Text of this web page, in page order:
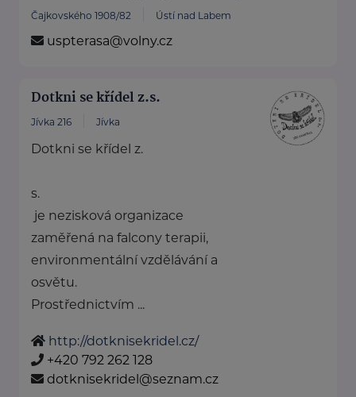
Čajkovského 1908/82 Ústí nad Labem
uspterasa@volny.cz
Dotkni se křídel z.s.
Jívka 216 Jívka
Dotkni se křídel z.
s.
je nezisková organizace
zaměřená na falcony terapii,
environmentální vzdělávání a
osvětu.
Prostřednictvím ...
http://dotknisekridel.cz/
+420 792 262 128
dotknisekridel@seznam.cz